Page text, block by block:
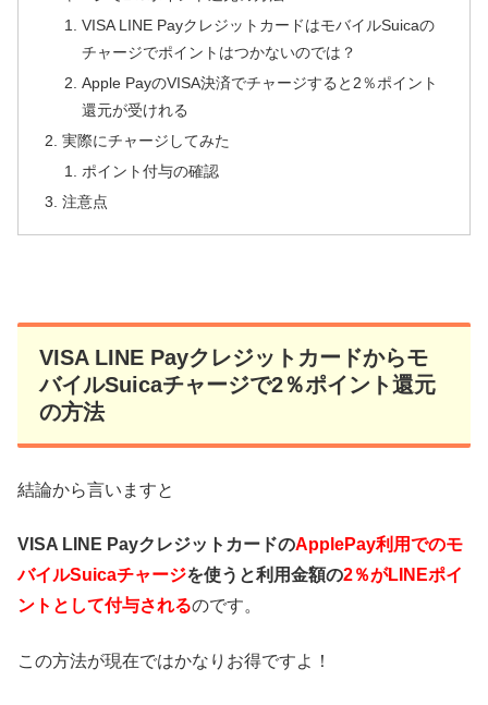
VISA LINE PayクレジットカードはモバイルSuicaの
チャージでポイントはつかないのでは？
Apple PayのVISA決済でチャージすると2％ポイント
還元が受けれる
実際にチャージしてみた
ポイント付与の確認
注意点
VISA LINE Payクレジットカードからモ
バイルSuicaチャージで2％ポイント還元
の方法
結論から言いますと
VISA LINE PayクレジットカードのApplePay利用でのモ
バイルSuicaチャージを使うと利用金額の2％がLINEポイ
ントとして付与されるのです。
この方法が現在ではかなりお得ですよ！